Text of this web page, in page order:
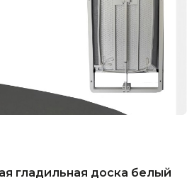
гладильная доска белый